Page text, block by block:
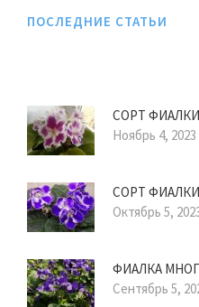
ПОСЛЕДНИЕ СТАТЬИ
СОРТ
Ноябрь 4, 2023
СОРТ
Октябрь 5,
ФИАЛКА
Сентябрь 5,